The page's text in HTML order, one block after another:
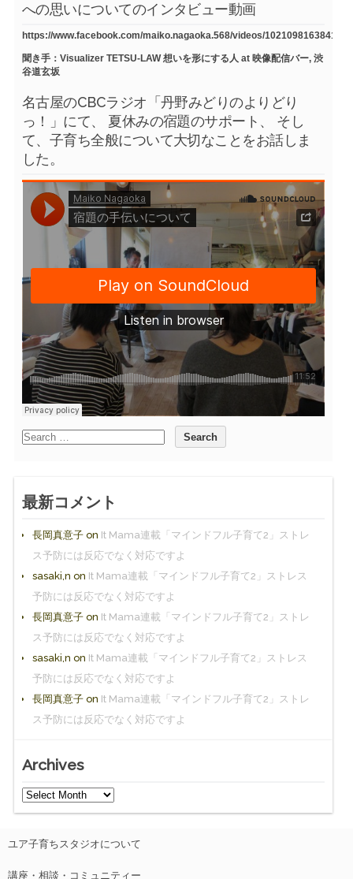
への思いについてのインタビュー動画
https://www.facebook.com/maiko.nagaoka.568/videos/
聞き手：Visualizer TETSU-LAW 想いを形にする人 at 映像配信バー, 渋
谷道玄坂
名古屋のCBCラジオ「丹野みどりのよりどり
っ！」にて、 夏休みの宿題のサポート、 そし
て、子育ち全般について大切なことをお話しま
した。
最新コメント
長岡真意子on It Mama連載「マインドフル子育て2」ストレ
ス予防には反応でなく対応ですよ
sasaki,n on It Mama連載「マインドフル子育て2」ストレス
予防には反応でなく対応ですよ
長岡真意子on It Mama連載「マインドフル子育て2」ストレ
ス予防には反応でなく対応ですよ
sasaki,n on It Mama連載「マインドフル子育て2」ストレス
予防には反応でなく対応ですよ
長岡真意子on It Mama連載「マインドフル子育て2」ストレ
ス予防には反応でなく対応ですよ
Archives
ユア子育ちスタジオについて
講座・相談・コミュニティー